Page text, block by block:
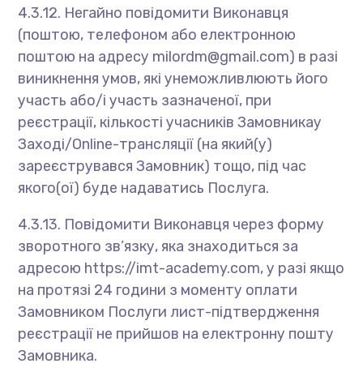
4.3.12. Негайно повідомити Виконавця
(поштою, телефоном або електронною
поштою на адресу milordm@gmail.com) в разі
виникнення умов, які унеможливлюють його
участь або/і участь зазначеної, при
реєстрації, кількості учасників Замовникау
Заході/Online-трансляції (на який(у)
зареєструвався Замовник) тощо, під час
якого(ої) буде надаватись Послуга.
4.3.13. Повідомити Виконавця через форму
зворотного зв’язку, яка знаходиться за
адресою https://imt-academy.com, у разі якщо
на протязі 24 години з моменту оплати
Замовником Послуги лист-підтвердження
реєстрації не прийшов на електронну пошту
Замовника.